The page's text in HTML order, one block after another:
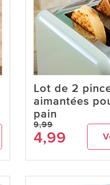
Lot de 2
aimantées
pain
9,99
4,99